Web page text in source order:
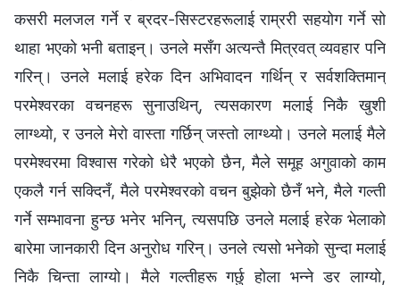
कसरी मलजल गर्ने र ब्रदर-सिस्टरहरूलाई राम्ररी सहयोग गर्ने सो
थाहा भएको भनी बताइन्। उनले मसँग अत्यन्तै मित्रवत् व्यवहार पनि
गरिन्। उनले मलाई हरेक दिन अभिवादन गर्थिन् र सर्वशक्तिमान्‌
परमेश्‍वरका वचनहरू सुनाउथिन्, त्यसकारण मलाई निकै खुशी
लाग्थ्यो, र उनले मेरो वास्ता गर्छिन् जस्तो लाग्थ्यो। उनले मलाई मैले
परमेश्‍वरमा विश्‍वास गरेको धेरै भएको छैन, मैले समूह अगुवाको काम
एकलै गर्न सक्दिनँ, मैले परमेश्‍वरको वचन बुझेको छैनँ भने, मैले गल्ती
गर्ने सम्भावना हुन्छ भनेर भनिन्, त्यसपछि उनले मलाई हरेक भेलाको
बारेमा जानकारी दिन अनुरोध गरिन्। उनले त्यसो भनेको सुन्दा मलाई
निकै चिन्ता लाग्यो। मैले गल्तीहरू गर्छु होला भन्‍ने डर लाग्यो,